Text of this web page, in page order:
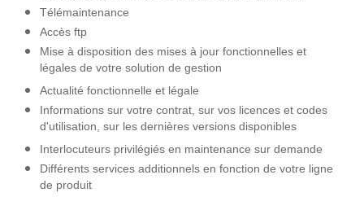
Télémaintenance
Accès ftp
Mise à disposition des mises à jour fonctionnelles et
légales de votre solution de gestion
Actualité fonctionnelle et légale
Informations sur votre contrat, sur vos licences et codes
d'utilisation, sur les dernières versions disponibles
Interlocuteurs privilégiés en maintenance sur demande
Différents services additionnels en fonction de votre ligne
de produit